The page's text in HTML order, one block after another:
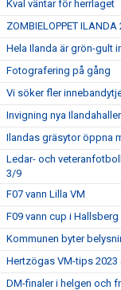
Kval väntar för herrlaget
ZOMBIELOPPET ILANDA
Hela Ilanda är grön-gult
Fotografering på gång
Vi söker fler
Invigning nya
Ilandas gräsytor öppna
Ledar- och
3/9
F07 vann Lilla VM
F09 vann cup i Hallsberg
Kommunen byter
Hertzögas VM-tips 2023
DM-finaler i helgen och